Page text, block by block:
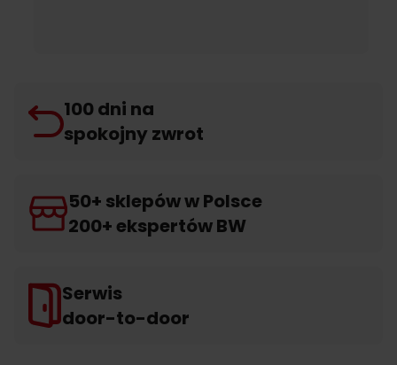
100 dni na
spokojny zwrot
50+ sklepów w Polsce
200+ ekspertów BW
Serwis
door-to-door